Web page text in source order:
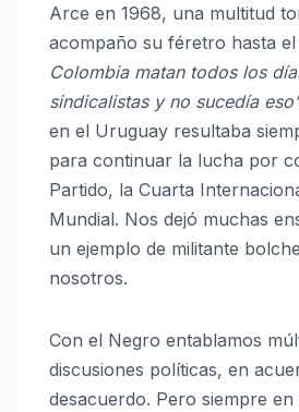
Arce en 1968, una multitud
acompaño su féretro hasta
Colombia matan todos los
sindicalistas y no sucedía
en el Uruguay resultaba
para continuar la lucha por
Partido, la Cuarta
Mundial. Nos dejó muchas
un ejemplo de militante
nosotros.
Con el Negro entablamos
discusiones políticas, en
desacuerdo. Pero siempre